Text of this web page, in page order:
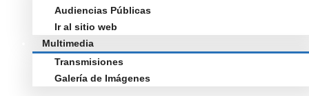
Audiencias Públicas
Ir al sitio web
Multimedia
Transmisiones
Galería de Imágenes